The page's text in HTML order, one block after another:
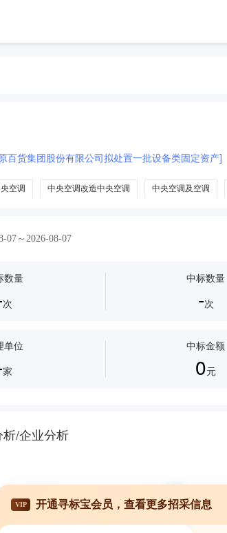
百货集团股份有限公司拟处置一批设备类固定资产]
空调 中央空调改造中央空调 中央空调及空调
07～2026-08-07
数量
次
中标数量
-次
单位
家
中标金额
0元
/企业分析
VIP 开通寻标宝会员，查看更多招采信息